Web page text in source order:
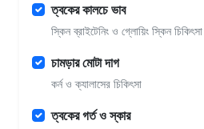
ত্বকের কালচে ভাব
স্কিন ব্রাইটেনিং ও গ্লোয়িং স্কিন চিকিৎসা
চামড়ার মোটা দাগ
কর্ন ও ক্যালাসের চিকিৎসা
ত্বকের গর্ত ও স্কার